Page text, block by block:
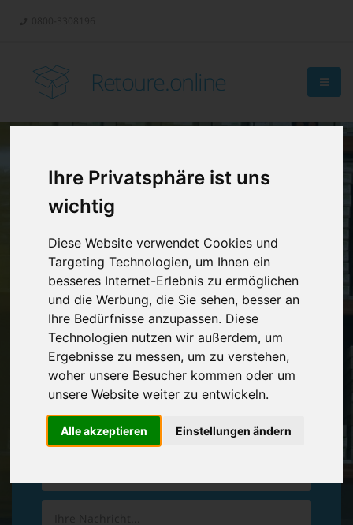
Ihre Privatsphäre ist uns
wichtig
Diese Website verwendet Cookies und
Targeting Technologien, um Ihnen ein
besseres Internet-Erlebnis zu ermöglichen
und die Werbung, die Sie sehen, besser an
Ihre Bedürfnisse anzupassen. Diese
Technologien nutzen wir außerdem, um
Ergebnisse zu messen, um zu verstehen,
woher unsere Besucher kommen oder um
unsere Website weiter zu entwickeln.
Alle akzeptieren Einstellungen ändern
Retoure.online
Retouren-
Management?
Vereinbaren Sie einenRückruf
Hinterlassen Sie uns gern eine persönliche Nachricht.